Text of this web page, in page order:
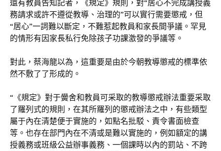
還有教員告知記者，《規定》規則，對“居心不完成講授義
務請求或許不遵從教導、治理的”可以實行需要懲戒，但
“居心”一詞難以斷定，不難惹起教員和家長間爭議。罕見
的情形有因家長私行免除孩子功課激發的爭議等。
對此，蔡海龍以為，這重要是由於今朝教導懲戒的標準依
然不敷了了形成的。
“《規定》對于黌舍和教員可采取的教導懲戒辦法重要采取
了羅列式的規則，在其所羅列的懲戒辦法之中，有些類型
屬于內在清楚便于實施的，如點名批駁、責令書面檢查
等。也存在部門內在不清或是難以實施的，例如額定的講
授義務或班級公益辦事義務、一個課時以內的罰站、不跨